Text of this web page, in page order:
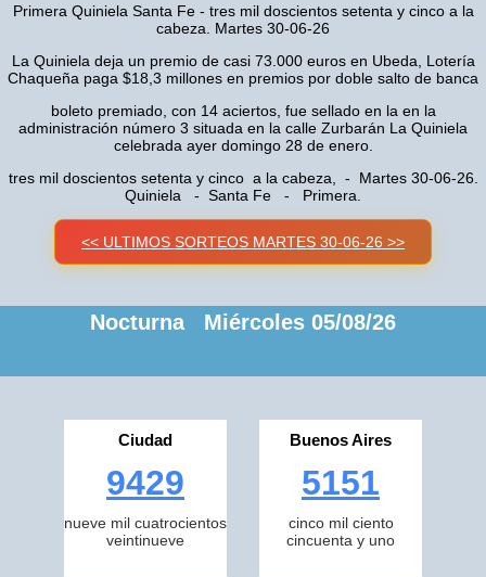
Primera Quiniela Santa Fe - tres mil doscientos setenta y cinco a la
cabeza. Martes 30-06-26
La Quiniela deja un premio de casi 73.000 euros en Ubeda, Lotería
Chaqueña paga $18,3 millones en premios por doble salto de banca
boleto premiado, con 14 aciertos, fue sellado en la en la
administración número 3 situada en la calle Zurbarán La Quiniela
celebrada ayer domingo 28 de enero.
tres mil doscientos setenta y cinco a la cabeza, - Martes 30-06-26.
Quiniela - Santa Fe - Primera.
<< ULTIMOS SORTEOS MARTES 30-06-26 >>
Nocturna Miércoles 05/08/26
Ciudad
9429
nueve mil cuatrocientos
veintinueve
Buenos Aires
5151
cinco mil ciento
cincuenta y uno